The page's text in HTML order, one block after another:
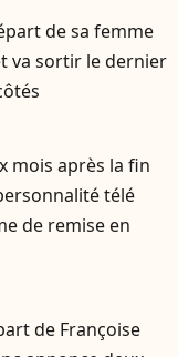
de sa femme
va sortir le dernier
mois après la fin
télé
de remise en
de Françoise